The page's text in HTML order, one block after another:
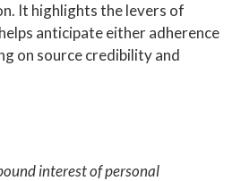
It highlights the levers of
anticipate either adherence
on source credibility and
interest of personal